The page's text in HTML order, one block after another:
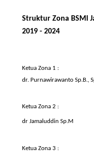
Struktur Zona BSMI
2019 - 2024
Ketua Zona 1 :
dr. Purnawirawanto Sp.B.,
Ketua Zona 2 :
dr Jamaluddin Sp.M
Ketua Zona 3 :